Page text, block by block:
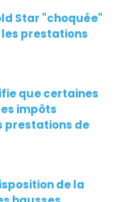
Star "choquée"
prestations
que certaines
impôts
prestations de
de la